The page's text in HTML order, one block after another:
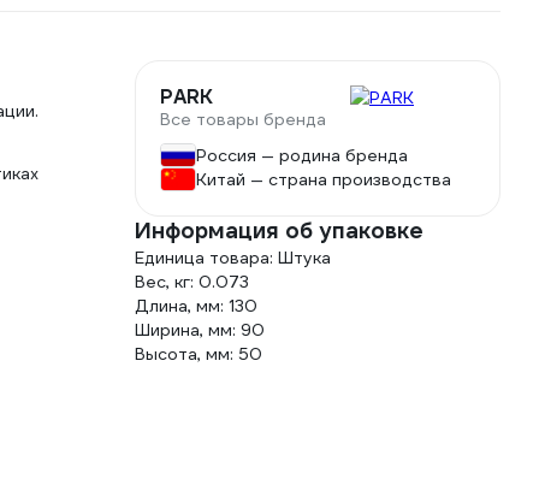
PARK
Все товары бренда
Россия — родина бренда
Китай — страна производства
Информация об упаковке
Единица товара: Штука
Вес, кг: 0.073
Длина, мм: 130
Ширина, мм: 90
Высота, мм: 50